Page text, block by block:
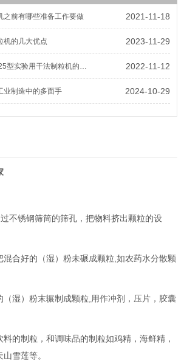
之前有哪些准备工作要做 2021-11-18
机的几大优点 2023-11-29
具体介绍一下GLZ-25型实验用干法制粒机的工作原理 2022-11-12
业制造中的多面手 2024-10-29
不锈钢筛筒的筛孔，把物料挤出颗粒的设
混合好的（湿）粉未碾成颗粒,如农药水分散颗
（湿）粉末辗制成颗粒,用作冲剂，压片，胶囊
的制粒，和调味品的制粒如鸡精，海鲜精，
雪莲等。